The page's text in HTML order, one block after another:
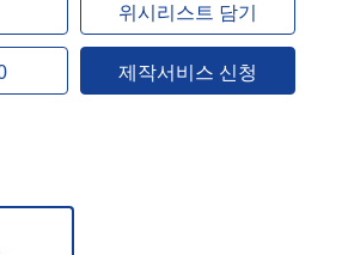
위시리스트 담기
제작서비스 신청